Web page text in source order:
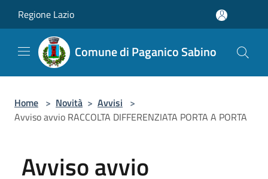
Regione Lazio
Comune di Paganico Sabino
Home > Novità > Avvisi >
Avviso avvio RACCOLTA DIFFERENZIATA PORTA A PORTA
Avviso avvio